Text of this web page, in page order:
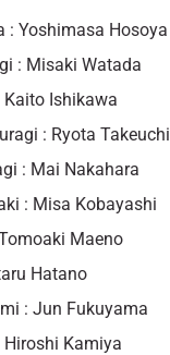
: Yoshimasa Hosoya
: Misaki Watada
Kaito Ishikawa
: Ryota Takeuchi
: Mai Nakahara
: Misa Kobayashi
Maeno
Hatano
: Jun Fukuyama
Kamiya